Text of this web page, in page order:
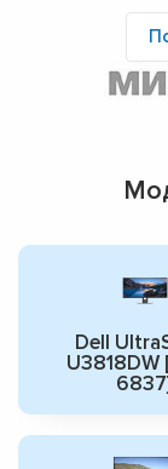
Dell
U3818DW